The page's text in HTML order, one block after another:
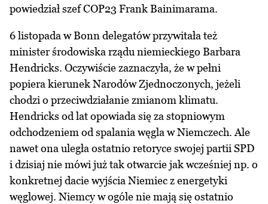
powiedział szef COP23 Frank Bainimarama.
6 listopada w Bonn delegatów przywitała też
minister środowiska rządu niemieckiego Barbara
Hendricks. Oczywiście zaznaczyła, że w pełni
popiera kierunek Narodów Zjednoczonych, jeżeli
chodzi o przeciwdziałanie zmianom klimatu.
Hendricks od lat opowiada się za stopniowym
odchodzeniem od spalania węgla w Niemczech. Ale
nawet ona uległa ostatnio retoryce swojej partii SPD
i dzisiaj nie mówi już tak otwarcie jak wcześniej np. o
konkretnej dacie wyjścia Niemiec z energetyki
węglowej. Niemcy w ogóle nie mają się ostatnio